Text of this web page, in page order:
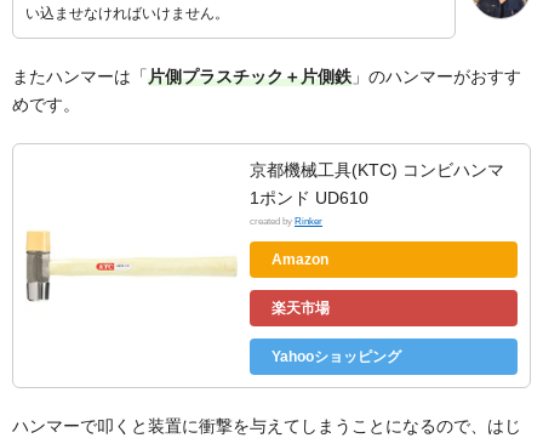
い込ませなければいけません。
またハンマーは「片側プラスチック＋片側鉄 」のハンマーがおすす
めです。
京都機械工具(KTC) コンビハンマ
1ポンド UD610
created by Rinker
Amazon
楽天市場
Yahooショッピング
ハンマーで叩くと装置に衝撃を与えてしまうことになるので、はじ